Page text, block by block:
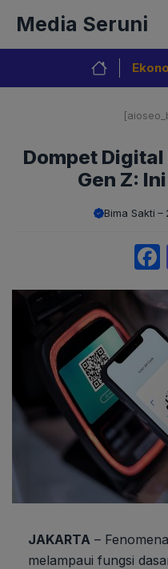
isi
Media Seruni
Dompet
Gen Z:
Bima Sakti
JAKARTA –
melampaui fungsi